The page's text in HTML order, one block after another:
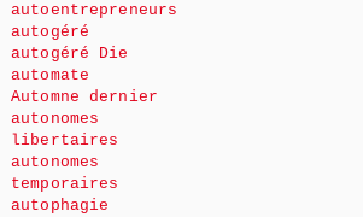
autoentrepreneurs
autogéré
autogéré Die
automate
Automne dernier
autonomes
libertaires
autonomes
temporaires
autophagie